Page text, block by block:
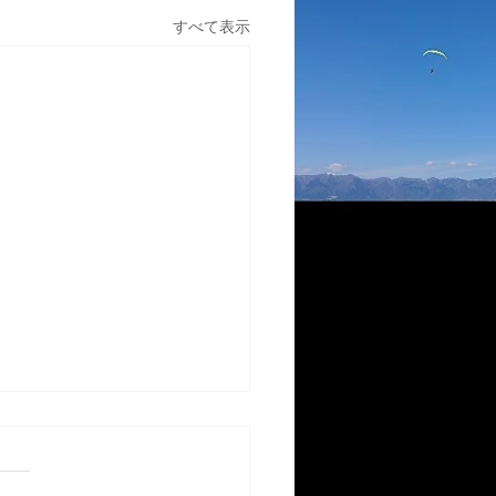
すべて表示